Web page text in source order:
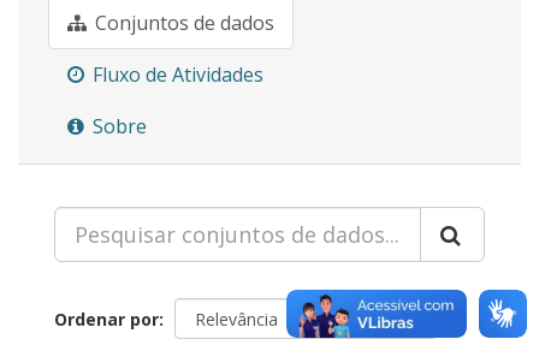
Conjuntos de dados
Fluxo de Atividades
Sobre
Ordenar por